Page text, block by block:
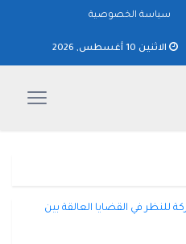
سياسة الخصوصية
الاثنين 10 أغسطس, 2026